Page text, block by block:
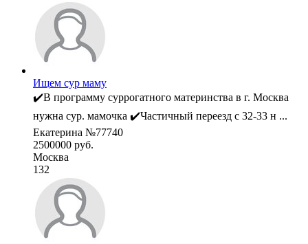
Ищем сур маму
✔️В программу суррогатного материнства в г. Москва
нужна сур. мамочка ✔️Частичный переезд с 32-33 н ...
Екатерина №77740
2500000 руб.
Москва
132